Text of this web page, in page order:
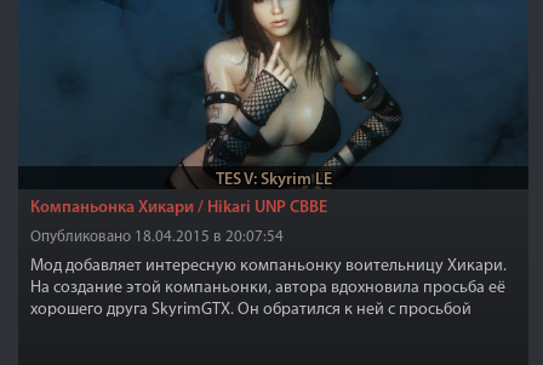
TES V: Skyrim LE
Компаньонка Хикари / Hikari UNP CBBE
Опубликовано 18.04.2015 в 20:07:54
Мод добавляет интересную компаньонку воительницу Хикари.
На создание этой компаньонки, автора вдохновила просьба её
хорошего друга SkyrimGTX. Он обратился к ней с просьбой